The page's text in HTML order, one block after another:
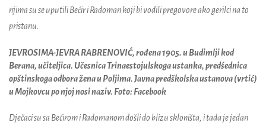
njima su se uputili Bećir i Radoman koji bi vodili pregovore ako gerilci na to
pristanu.
JEVROSIMA-JEVRA RABRENOVIĆ, rođena 1905. u Budimlji kod
Berana, učiteljica. Učesnica Trinaestojulskoga ustanka, predśednica
opštinskoga odbora žena u Poljima. Javna predškolska ustanova (vrtić)
u Mojkovcu po njoj nosi naziv. Foto: Facebook
Dječaci su sa Bećirom i Radomanom došli do blizu skloništa, i tada je jedan